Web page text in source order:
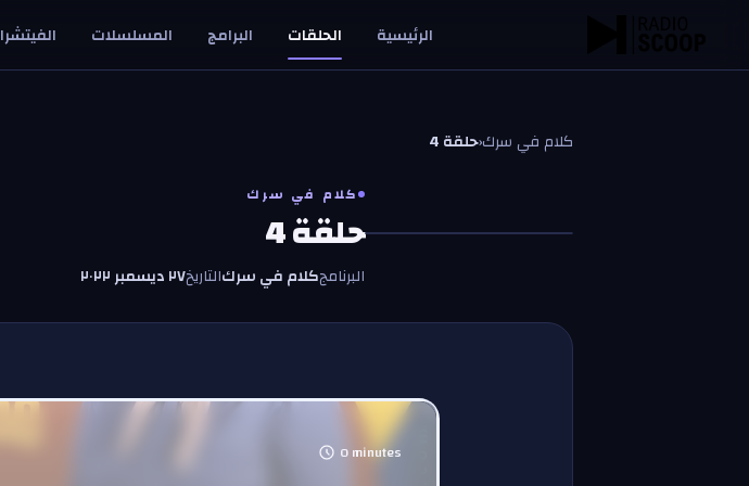
الرئيسية الحلقات البرامج المسلسلات
كلام في سرك‹حلقة 4
كلام في سرك
حلقة 4
البرنامجكلام في سركالتاريخ٢٧ ديسمبر ٢٠٢٢
0minutes